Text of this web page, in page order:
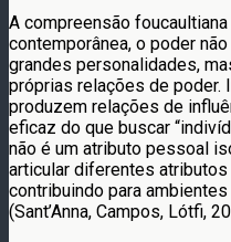
A compreensão
contemporânea, o poder
grandes personalidades,
próprias relações de
produzem relações de
eficaz do que buscar
não é um atributo pessoal
articular diferentes
contribuindo para
(Sant’Anna, Campos, Lótfi,